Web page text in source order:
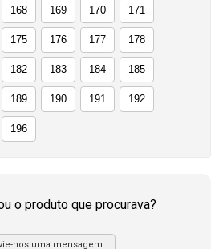
168 169 170 171
175 176 177 178
182 183 184 185
189 190 191 192
196
o produto que procurava?
nos uma mensagem